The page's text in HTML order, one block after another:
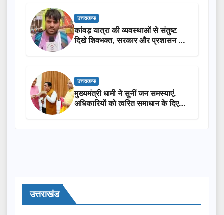
उत्तराखण्ड
कांवड़ यात्रा की व्यवस्थाओं से संतुष्ट
दिखे शिवभक्त, सरकार और प्रशासन की
उत्तराखण्ड
मुख्यमंत्री धामी ने सुनीं जन समस्याएं,
अधिकारियों को त्वरित समाधान के दिए
उत्तराखंड